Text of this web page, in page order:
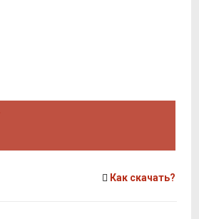
Как скачать?